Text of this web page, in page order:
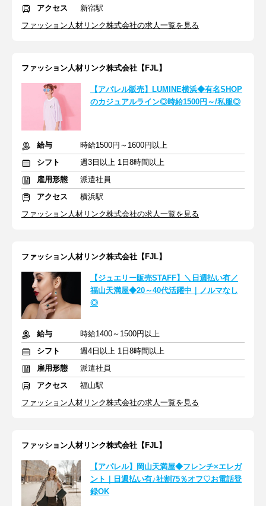
アクセス
新宿駅
ファッション人材リンク株式会社の求人一覧を見る
ファッション人材リンク株式会社【FJL】
【アパレル販売】LUMINE横浜◆有名SHOP
のカジュアルライン◎時給1500円～/私服◎
給与
時給1500円～1600円以上
シフト
週3日以上 1日8時間以上
雇用形態
派遣社員
アクセス
横浜駅
ファッション人材リンク株式会社の求人一覧を見る
ファッション人材リンク株式会社【FJL】
【ジュエリー販売STAFF】＼日週払い有／
福山天満屋◆20～40代活躍中｜ノルマなし
◎
給与
時給1400～1500円以上
シフト
週4日以上 1日8時間以上
雇用形態
派遣社員
アクセス
福山駅
ファッション人材リンク株式会社の求人一覧を見る
ファッション人材リンク株式会社【FJL】
【アパレル】岡山天満屋◆フレンチ×エレガ
ント｜日週払い有♪社割75％オフ♡お電話登
録OK